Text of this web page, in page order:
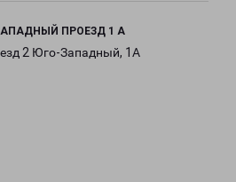
ПРОЕЗД 1 А
2 Юго-Западный, 1А